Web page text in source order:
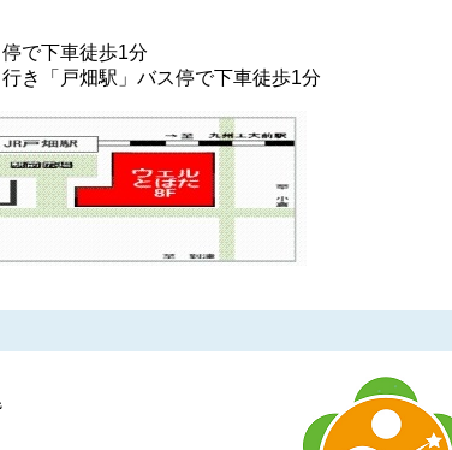
で下車徒歩1分
き「戸畑駅」バス停で下車徒歩1分